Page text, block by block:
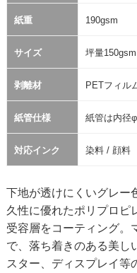
紙重 190gsm
サイズ 坪量
剥離材 PETフィ
紙管仕様 紙管は内径
対応インク 染料 / 顔料
下地が透けにくいグレー
久性に優れたポリプロピ
受容層をコーティング。
で、落ち着きのある美し
スター、ディスプレイ等